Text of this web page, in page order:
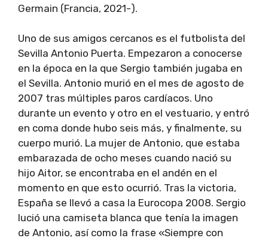
Germain (Francia, 2021-).
Uno de sus amigos cercanos es el futbolista del
Sevilla Antonio Puerta. Empezaron a conocerse
en la época en la que Sergio también jugaba en
el Sevilla. Antonio murió en el mes de agosto de
2007 tras múltiples paros cardíacos. Uno
durante un evento y otro en el vestuario, y entró
en coma donde hubo seis más, y finalmente, su
cuerpo murió. La mujer de Antonio, que estaba
embarazada de ocho meses cuando nació su
hijo Aitor, se encontraba en el andén en el
momento en que esto ocurrió. Tras la victoria,
España se llevó a casa la Eurocopa 2008. Sergio
lució una camiseta blanca que tenía la imagen
de Antonio, así como la frase «Siempre con